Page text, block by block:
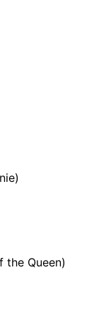
the Queen)